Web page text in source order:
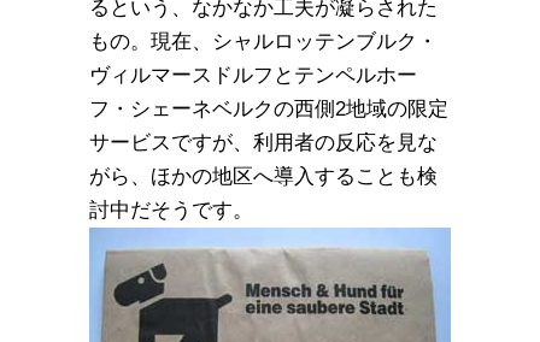
るという、なかなか工夫が凝らされた
もの。現在、シャルロッテンブルク・
ヴィルマースドルフとテンペルホー
フ・シェーネベルクの西側2地域の限定
サービスですが、利用者の反応を見な
がら、ほかの地区へ導入することも検
討中だそうです。